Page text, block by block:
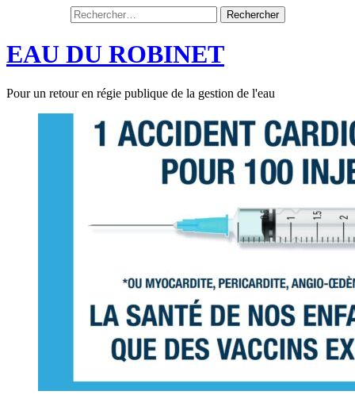
Rechercher :
au
contenu
EAU DU ROBINET
Pour un retour en régie publique de la gestion de l'eau